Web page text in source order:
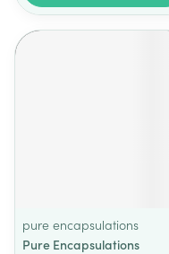
pure encapsulations
Pure Encapsulations